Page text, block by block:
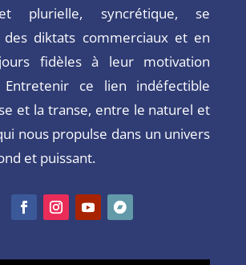
plurielle, syncrétique, se
des diktats commerciaux et en
fidèles à leur motivation
ce lien indéfectible
et la transe, entre le naturel et
nous propulse dans un univers
et puissant.